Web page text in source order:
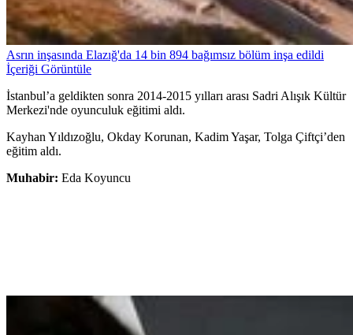
Asrın inşasında Elazığ'da 14 bin 894 bağımsız bölüm inşa edildi
İçeriği Görüntüle
İstanbul’a geldikten sonra 2014-2015 yılları arası Sadri Alışık Kültür
Merkezi'nde oyunculuk eğitimi aldı.
Kayhan Yıldızoğlu, Okday Korunan, Kadim Yaşar, Tolga Çiftçi’den
eğitim aldı.
Muhabir: Eda Koyuncu